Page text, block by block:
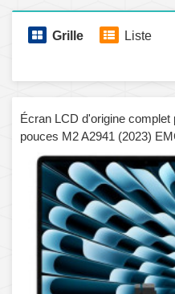
Grille Liste
Écran LCD d'origine
pouces M2 A2941 (2023)